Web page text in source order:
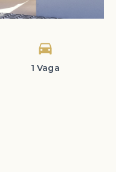
1 Vaga